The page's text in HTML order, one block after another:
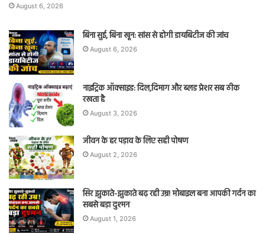
August 6, 2026
बिना सुई, बिना खून: सांस से होगी डायबिटीज की जांच
August 6, 2026
नाइट्रिक ऑक्साइड: दिल,दिमाग और ब्लड प्रेशर सब ठीक
रखता है
August 3, 2026
जीवन के हर पड़ाव के लिए सही पोषण
August 2, 2026
सिर झुकाते-झुकाते बढ़ रही उम्र! मोबाइल बना आपकी गर्दन का
सबसे बड़ा दुश्मन
August 1, 2026